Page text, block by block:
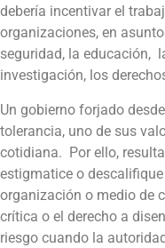
debería incentivar el
organizaciones, en
seguridad, la educación,
investigación, los
Un gobierno forjado
tolerancia, uno de sus
cotidiana. Por ello,
estigmatice o
organización o medio de
crítica o el derecho a
riesgo cuando la